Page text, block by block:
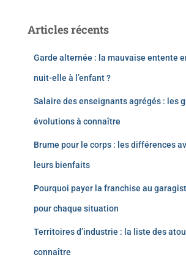
Articles récents
Garde alternée : la mauvaise entente
nuit-elle à l’enfant ?
Salaire des enseignants agrégés : les
évolutions à connaître
Brume pour le corps : les différences
leurs bienfaits
Pourquoi payer la franchise au
pour chaque situation
Territoires d’industrie : la liste des
connaître